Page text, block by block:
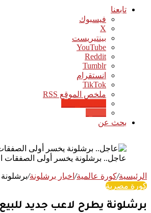
تابعنا
فيسبوك
‫X
بينتيريست
‫YouTube
انستقرام
‫TikTok
ملخص الموقع RSS
بحث عن
عاجل.. برشلونة يخسر أولى الصفقات
الرئيسية/كورة عالمية/ اخبار برشلونة/
كورة مصرية
برشلونة يطرح لاعب جديد